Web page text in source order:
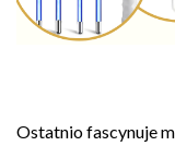
Ostatnio fascynuje